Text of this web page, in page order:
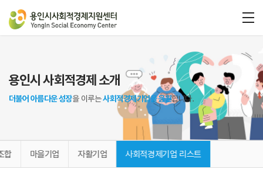
용인시 사회적경제 소개
더불어 아름다운 성장을 이루는사회적경제기업을 응원합니다.
합 마을기업 자활기업 사회적경제기업 리스트